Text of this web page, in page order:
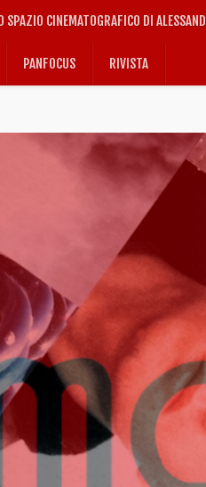
SPAZIO CINEMATOGRAFICO DI
PANFOCUS RIVISTA